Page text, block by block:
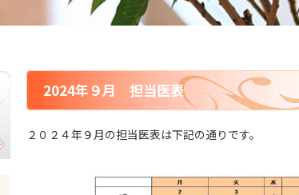
2024年９月 担当医表
２０２４年９月の担当医表は下記の通りです。